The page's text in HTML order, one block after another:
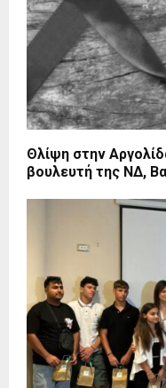
Θλίψη στην
βουλευτή της ΝΔ,